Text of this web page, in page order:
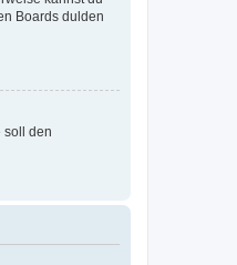
Boards dulden
soll den